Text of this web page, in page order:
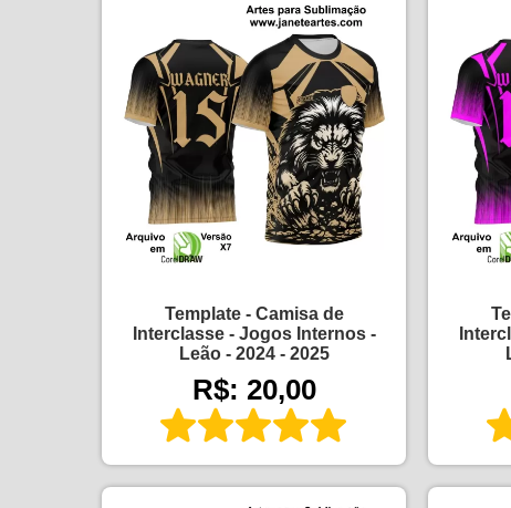
Template - Camisa de
Interclasse - Jogos Internos -
Leão - 2024 - 2025
R$: 20,00